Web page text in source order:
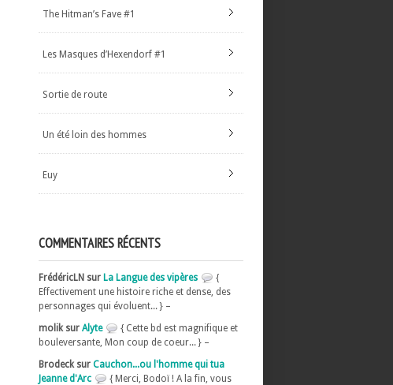
The Hitman’s Fave #1
Les Masques d’Hexendorf #1
Sortie de route
Un été loin des hommes
Euy
COMMENTAIRES RÉCENTS
FrédéricLN sur La Langue des vipères
{
Effectivement une histoire riche et dense, des
personnages qui évoluent... } –
molik sur Alyte
{ Cette bd est magnifique et
bouleversante, Mon coup de coeur... } –
Brodeck sur Cauchon...ou l'homme qui tua
Jeanne d'Arc
{ Merci, Bodoï ! A la fin, vous